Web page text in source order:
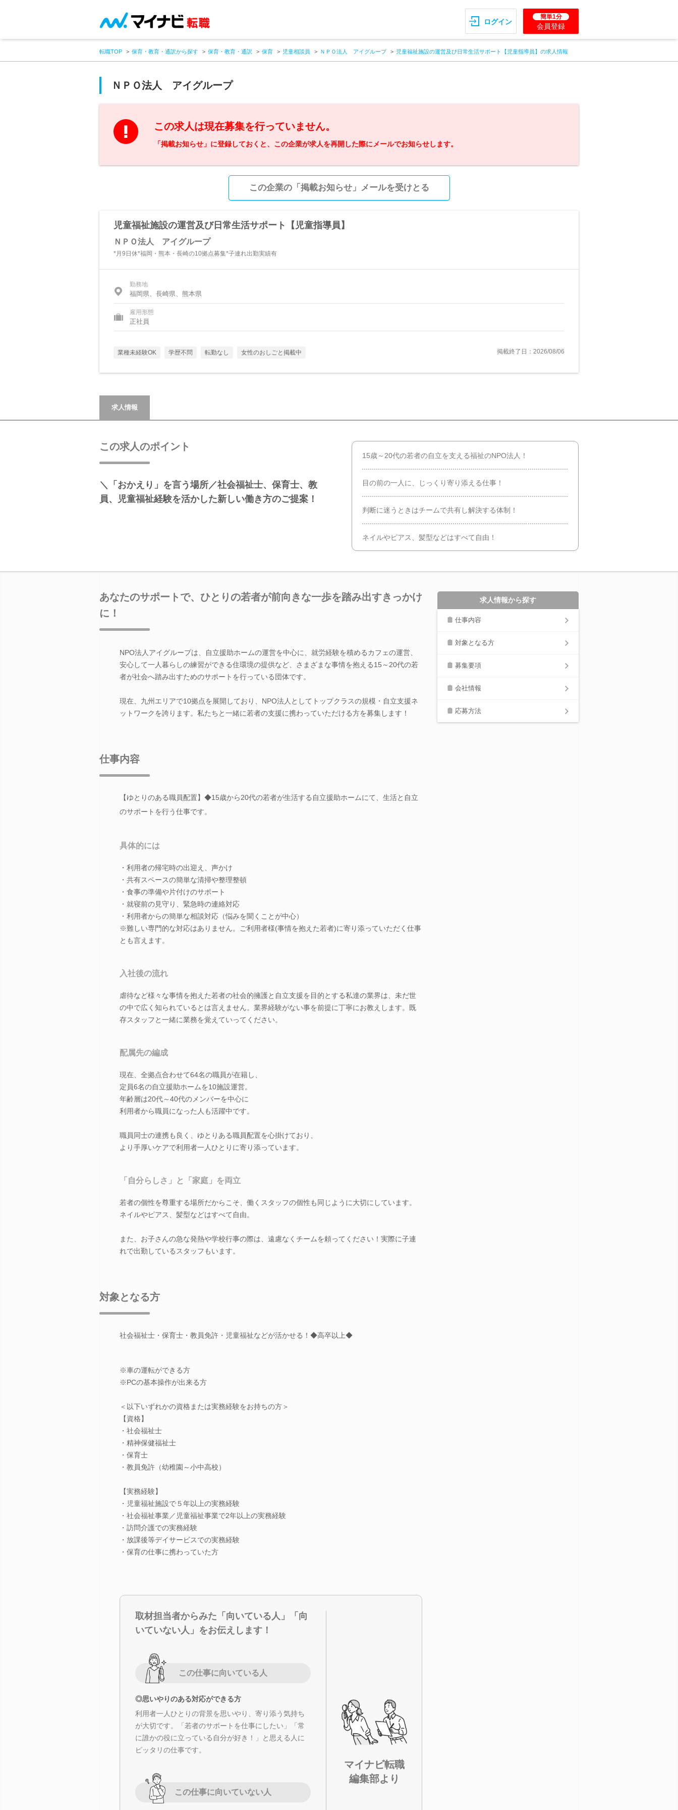
ログイン
簡単1分
会員登録
転職TOP 保育・教育・通訳から探す 保育・教育・通訳 保育 児童相談員 ＮＰＯ法人 アイグループ 児童福祉施設の運営及び日常生活サポート【児童指導員】の求人情報
ＮＰＯ法人 アイグループ
この求人は現在募集を行っていません。
「掲載お知らせ」に登録しておくと、この企業が求人を再開した際にメールでお知らせします。
この企業の「掲載お知らせ」メールを受けとる
児童福祉施設の運営及び日常生活サポート【児童指導員】
ＮＰＯ法人 アイグループ
*月9日休*福岡・熊本・長崎の10拠点募集*子連れ出勤実績有
勤務地
福岡県、長崎県、熊本県
雇用形態
正社員
業種未経験OK 学歴不問 転勤なし 女性のおしごと掲載中 掲載終了日：2026/08/06
求人情報
この求人のポイント
＼「おかえり」を言う場所／社会福祉士、保育士、教
員、児童福祉経験を活かした新しい働き方のご提案！
15歳～20代の若者の自立を支える福祉のNPO法人！
目の前の一人に、じっくり寄り添える仕事！
判断に迷うときはチームで共有し解決する体制！
ネイルやピアス、髪型などはすべて自由！
あなたのサポートで、ひとりの若者が前向きな一歩を踏み出すきっかけ
に！
NPO法人アイグループは、自立援助ホームの運営を中心に、就労経験を積めるカフェの運営、
安心して一人暮らしの練習ができる住環境の提供など、さまざまな事情を抱える15～20代の若
者が社会へ踏み出すためのサポートを行っている団体です。
現在、九州エリアで10拠点を展開しており、NPO法人としてトップクラスの規模・自立支援ネ
ットワークを誇ります。私たちと一緒に若者の支援に携わっていただける方を募集します！
仕事内容
【ゆとりのある職員配置】◆15歳から20代の若者が生活する自立援助ホームにて、生活と自立
のサポートを行う仕事です。
具体的には
・利用者の帰宅時の出迎え、声かけ
・共有スペースの簡単な清掃や整理整頓
・食事の準備や片付けのサポート
・就寝前の見守り、緊急時の連絡対応
・利用者からの簡単な相談対応（悩みを聞くことが中心）
※難しい専門的な対応はありません。ご利用者様(事情を抱えた若者)に寄り添っていただく仕事
とも言えます。
入社後の流れ
虐待など様々な事情を抱えた若者の社会的擁護と自立支援を目的とする私達の業界は、未だ世
の中で広く知られているとは言えません。業界経験がない事を前提に丁寧にお教えします。既
存スタッフと一緒に業務を覚えていってください。
配属先の編成
現在、全拠点合わせて64名の職員が在籍し、
定員6名の自立援助ホームを10施設運営。
年齢層は20代～40代のメンバーを中心に
利用者から職員になった人も活躍中です。
職員同士の連携も良く、ゆとりある職員配置を心掛けており、
より手厚いケアで利用者一人ひとりに寄り添っています。
「自分らしさ」と「家庭」を両立
若者の個性を尊重する場所だからこそ、働くスタッフの個性も同じように大切にしています。
ネイルやピアス、髪型などはすべて自由。
また、お子さんの急な発熱や学校行事の際は、遠慮なくチームを頼ってください！実際に子連
れで出勤しているスタッフもいます。
対象となる方
社会福祉士・保育士・教員免許・児童福祉などが活かせる！◆高卒以上◆
※車の運転ができる方
※PCの基本操作が出来る方
＜以下いずれかの資格または実務経験をお持ちの方＞
【資格】
・社会福祉士
・精神保健福祉士
・保育士
・教員免許（幼稚園～小中高校）
【実務経験】
・児童福祉施設で５年以上の実務経験
・社会福祉事業／児童福祉事業で2年以上の実務経験
・訪問介護での実務経験
・放課後等デイサービスでの実務経験
・保育の仕事に携わっていた方
取材担当者からみた「向いている人」「向
いていない人」をお伝えします！
この仕事に向いている人
◎思いやりのある対応ができる方
利用者一人ひとりの背景を思いやり、寄り添う気持ち
が大切です。「若者のサポートを仕事にしたい」「常
に誰かの役に立っている自分が好き！」と思える人に
ピッタリの仕事です。
この仕事に向いていない人
マイナビ転職
編集部より
求人情報から探す
仕事内容
対象となる方
募集要項
会社情報
応募方法